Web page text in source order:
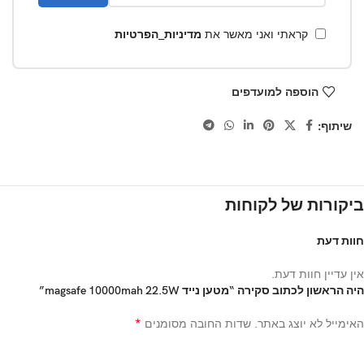
קראתי ואני מאשר את מדיניות_הפרטיות
הוספה למועדפים
שיתוף:
ביקורות של לקוחות
חוות דעת
אין עדיין חוות דעת.
היה הראשון לכתוב סקירה “מטען נייד magsafe 10000mah 22.5W”
האימייל לא יוצג באתר. שדות החובה מסומנים *